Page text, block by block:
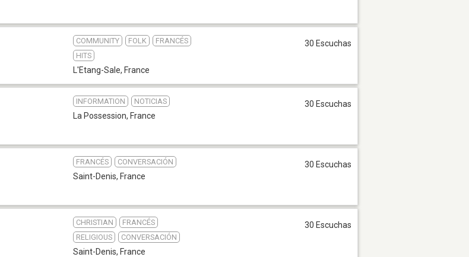
COMMUNITY FOLK
FRANCÉS
HITS
L'Etang-Sale, France
30 Escuchas
INFORMATION NOTICIAS
La Possession, France
30 Escuchas
FRANCÉS CONVERSACIÓN
Saint-Denis, France
30 Escuchas
CHRISTIAN
FRANCÉS
RELIGIOUS
CONVERSACIÓN
Saint-Denis, France
30 Escuchas